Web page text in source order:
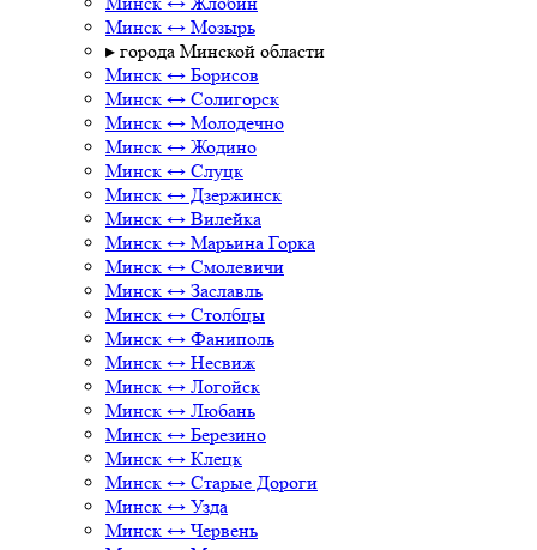
Минск ↔ Мозырь
▸ города Минской области
Минск ↔ Борисов
Минск ↔ Солигорск
Минск ↔ Молодечно
Минск ↔ Жодино
Минск ↔ Слуцк
Минск ↔ Дзержинск
Минск ↔ Вилейка
Минск ↔ Марьина Горка
Минск ↔ Смолевичи
Минск ↔ Заславль
Минск ↔ Столбцы
Минск ↔ Фаниполь
Минск ↔ Несвиж
Минск ↔ Логойск
Минск ↔ Любань
Минск ↔ Березино
Минск ↔ Клецк
Минск ↔ Старые Дороги
Минск ↔ Узда
Минск ↔ Червень